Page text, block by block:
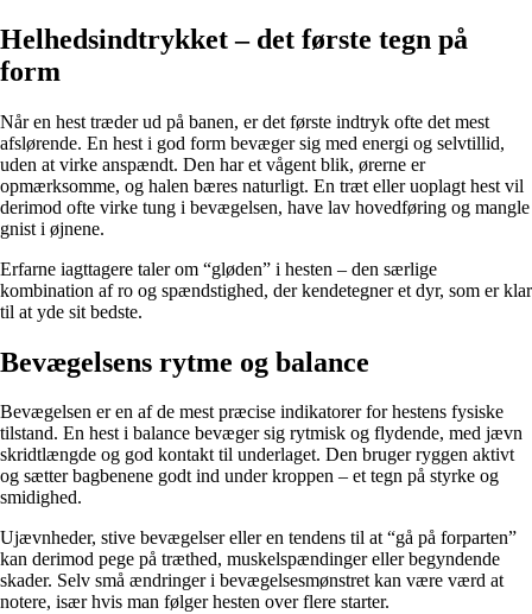
Helhedsindtrykket – det første tegn på
form
Når en hest træder ud på banen, er det første indtryk ofte det mest
afslørende. En hest i god form bevæger sig med energi og selvtillid,
uden at virke anspændt. Den har et vågent blik, ørerne er
opmærksomme, og halen bæres naturligt. En træt eller uoplagt hest vil
derimod ofte virke tung i bevægelsen, have lav hovedføring og mangle
gnist i øjnene.
Erfarne iagttagere taler om “gløden” i hesten – den særlige
kombination af ro og spændstighed, der kendetegner et dyr, som er klar
til at yde sit bedste.
Bevægelsens rytme og balance
Bevægelsen er en af de mest præcise indikatorer for hestens fysiske
tilstand. En hest i balance bevæger sig rytmisk og flydende, med jævn
skridtlængde og god kontakt til underlaget. Den bruger ryggen aktivt
og sætter bagbenene godt ind under kroppen – et tegn på styrke og
smidighed.
Ujævnheder, stive bevægelser eller en tendens til at “gå på forparten”
kan derimod pege på træthed, muskelspændinger eller begyndende
skader. Selv små ændringer i bevægelsesmønstret kan være værd at
notere, især hvis man følger hesten over flere starter.